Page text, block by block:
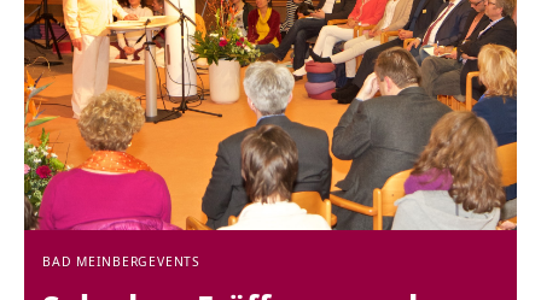
BAD MEINBERG EVENTS